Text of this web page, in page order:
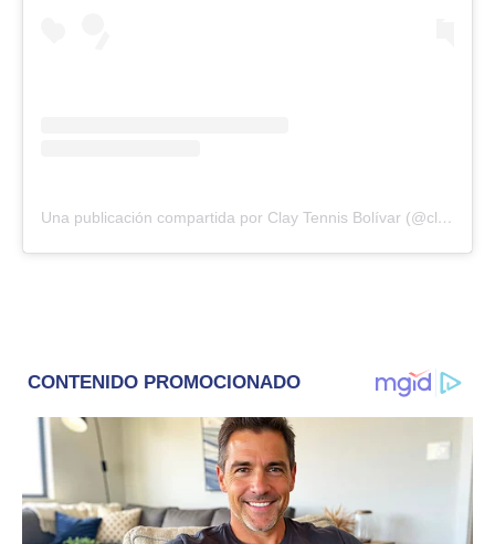
Una publicación compartida por Clay Tennis Bolívar (@claytennisbolivar)